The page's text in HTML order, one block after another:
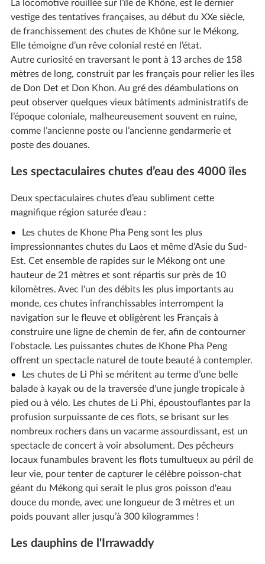
La locomotive rouillée sur l’île de Khône, est le dernier
vestige des tentatives françaises, au début du XXe siècle,
de franchissement des chutes de Khône sur le Mékong.
Elle témoigne d’un rêve colonial resté en l’état.
Autre curiosité en traversant le pont à 13 arches de 158
mètres de long, construit par les français pour relier les îles
de Don Det et Don Khon. Au gré des déambulations on
peut observer quelques vieux bâtiments administratifs de
l’époque coloniale, malheureusement souvent en ruine,
comme l’ancienne poste ou l’ancienne gendarmerie et
poste des douanes.
Les spectaculaires chutes d’eau des 4000 îles
Deux spectaculaires chutes d’eau subliment cette
magnifique région saturée d’eau :
Les chutes de Khone Pha Peng sont les plus
impressionnantes chutes du Laos et même d’Asie du Sud-
Est. Cet ensemble de rapides sur le Mékong ont une
hauteur de 21 mètres et sont répartis sur près de 10
kilomètres. Avec l'un des débits les plus importants au
monde, ces chutes infranchissables interrompent la
navigation sur le fleuve et obligèrent les Français à
construire une ligne de chemin de fer, afin de contourner
l'obstacle. Les puissantes chutes de Khone Pha Peng
offrent un spectacle naturel de toute beauté à contempler.
Les chutes de Li Phi se méritent au terme d’une belle
balade à kayak ou de la traversée d'une jungle tropicale à
pied ou à vélo. Les chutes de Li Phi, époustouflantes par la
profusion surpuissante de ces flots, se brisant sur les
nombreux rochers dans un vacarme assourdissant, est un
spectacle de concert à voir absolument. Des pêcheurs
locaux funambules bravent les flots tumultueux au péril de
leur vie, pour tenter de capturer le célèbre poisson-chat
géant du Mékong qui serait le plus gros poisson d'eau
douce du monde, avec une longueur de 3 mètres et un
poids pouvant aller jusqu’à 300 kilogrammes !
Les dauphins de l'Irrawaddy